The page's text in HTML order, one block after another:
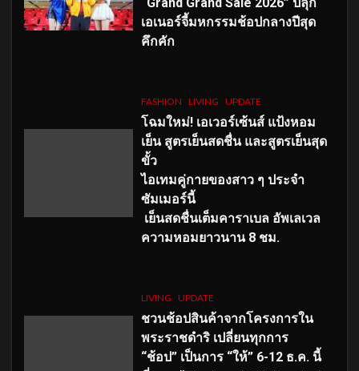
เอเนอร์จี้มหกรรมช้อปกลางปีสุด
คึกคัก
FASHION LIVING UPDATE
โฉมใหม่! เอเวอร์เซ้นส์ แป้งหอม
เย็น สูตรเย็นสดชื่น และสูตรเย็นสุด
ขั้ว
ไอเทมคู่กายของสาว ๆ ประจำ
ซัมเมอร์นี้
เย็นสดชื่นเต็มคาราเบล อัพเลเวล
ความหอมยาวนาน 8 ชม.
LIVING UPDATE
ชวนช้อปสินค้าจากโครงการใน
พระราชดำริ เปลี่ยนทุกการ
“ช้อป” เป็นการ “ให้” 6-12 ธ.ค. นี้